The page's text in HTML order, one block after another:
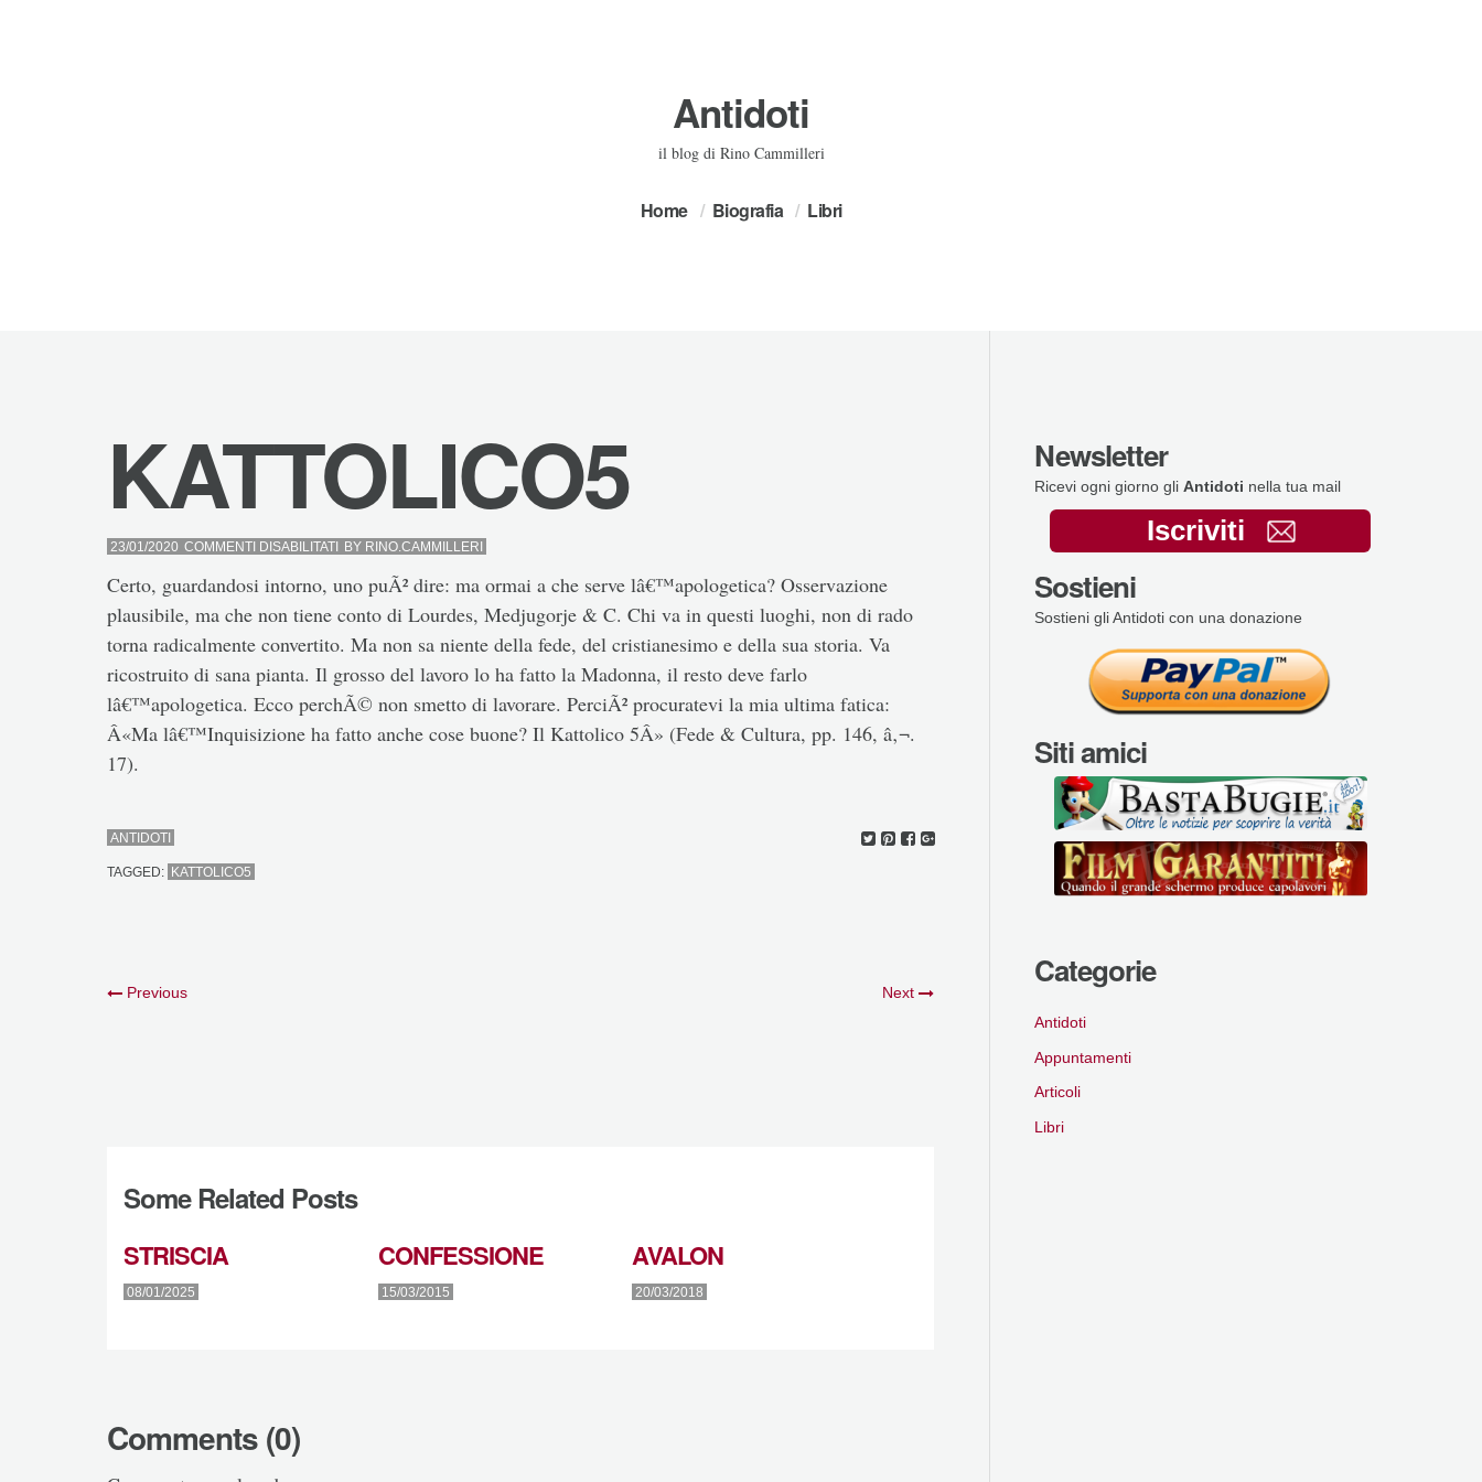
Antidoti
il blog di Rino Cammilleri
Home Biografia Libri
KATTOLICO5
23/01/2020 COMMENTI DISABILITATISUBY RINO.CAMMILLERI
Certo, guardandosi intorno, uno puÃ² dire: ma ormai a che serve lâ€™apologetica? Osservazione
plausibile, ma che non tiene conto di Lourdes, Medjugorje & C. Chi va in questi luoghi, non di rado
torna radicalmente convertito. Ma non sa niente della fede, del cristianesimo e della sua storia. Va
ricostruito di sana pianta. Il grosso del lavoro lo ha fatto la Madonna, il resto deve farlo
lâ€™apologetica. Ecco perchÃ© non smetto di lavorare. PerciÃ² procuratevi la mia ultima fatica:
Â«Ma lâ€™Inquisizione ha fatto anche cose buone? Il Kattolico 5Â» (Fede & Cultura, pp. 146, â‚¬.
17).
ANTIDOTI
TAGGED: KATTOLICO5
Previous Next
Some Related Posts
STRISCIA
08/01/2025
CONFESSIONE
15/03/2015
AVALON
20/03/2018
Comments (0)
Newsletter
Ricevi ogni giorno gli Antidoti nella tua mail
Iscriviti
Sostieni
Sostieni gli Antidoti con una donazione
Siti amici
Categorie
Antidoti
Appuntamenti
Articoli
Libri